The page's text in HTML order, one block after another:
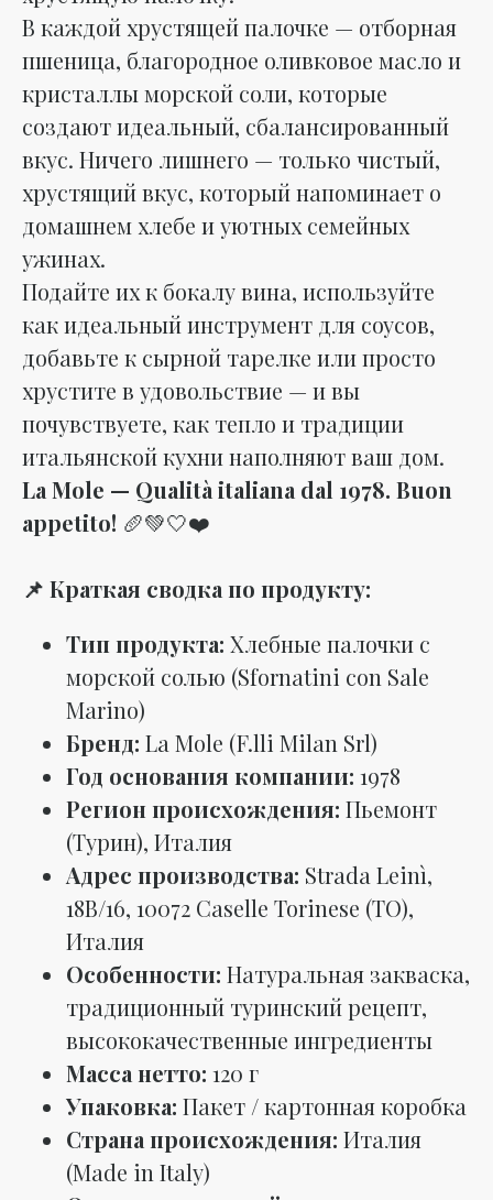
В каждой хрустящей палочке — отборная
пшеница, благородное оливковое масло и
кристаллы морской соли, которые
создают идеальный, сбалансированный
вкус. Ничего лишнего — только чистый,
хрустящий вкус, который напоминает о
домашнем хлебе и уютных семейных
ужинах.
Подайте их к бокалу вина, используйте
как идеальный инструмент для соусов,
добавьте к сырной тарелке или просто
хрустите в удовольствие — и вы
почувствуете, как тепло и традиции
итальянской кухни наполняют ваш дом.
La Mole — Qualità italiana dal 1978. Buon
appetito! 🥖💚🤍❤️
📌 Краткая сводка по продукту:
Тип продукта: Хлебные палочки с
морской солью (Sfornatini con Sale
Marino)
Бренд: La Mole (F.lli Milan Srl)
Год основания компании: 1978
Регион происхождения: Пьемонт
(Турин), Италия
Адрес производства: Strada Leinì,
18B/16, 10072 Caselle Torinese (TO),
Италия
Особенности: Натуральная закваска,
традиционный туринский рецепт,
высококачественные ингредиенты
Масса нетто: 120 г
Упаковка: Пакет / картонная коробка
Страна происхождения: Италия
(Made in Italy)